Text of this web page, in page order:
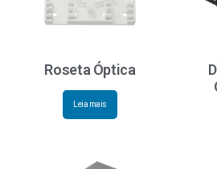
Roseta Óptica
Leia mais